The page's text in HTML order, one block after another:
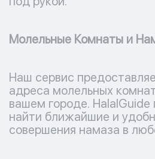
Молельные Комнаты и
Наш сервис
адреса молельных
вашем городе.
найти ближайшие и
совершения намаза в